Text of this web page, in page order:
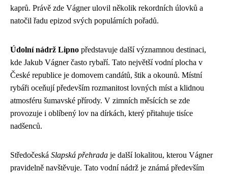
kaprů. Právě zde Vágner ulovil několik rekordních úlovků a
natočil řadu epizod svých populárních pořadů.
Údolní nádrž Lipno představuje další významnou destinaci,
kde Jakub Vágner často rybaří. Tato největší vodní plocha v
České republice je domovem candátů, štik a okounů. Místní
rybáři oceňují především rozmanitost lovných míst a klidnou
atmosféru šumavské přírody. V zimních měsících se zde
provozuje i oblíbený lov na dírkách, který přitahuje tisíce
nadšenců.
Středočeská Slapská přehrada je další lokalitou, kterou Vágner
pravidelně navštěvuje. Tato vodní nádrž je známá především